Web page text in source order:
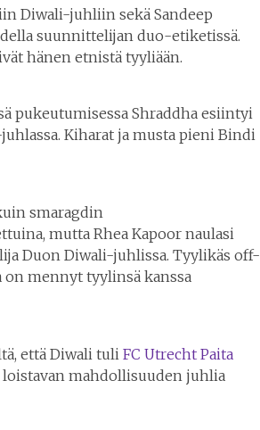
Diwali-juhliin sekä Sandeep
suunnittelijan duo-etiketissä.
hänen etnistä tyyliään.
pukeutumisessa Shraddha esiintyi
Kiharat ja musta pieni Bindi
smaragdin
mutta Rhea Kapoor naulasi
Duon Diwali-juhlissa. Tyylikäs off-
on mennyt tyylinsä kanssa
että Diwali tuli FC Utrecht Paita
mahdollisuuden juhlia